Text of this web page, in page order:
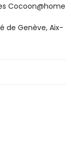
Cocoon@home
de Genève, Aix-